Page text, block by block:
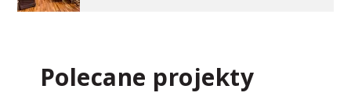
Polecane projekty